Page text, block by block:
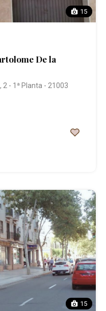
15
De la
2 - 1ª Planta - 21003
15